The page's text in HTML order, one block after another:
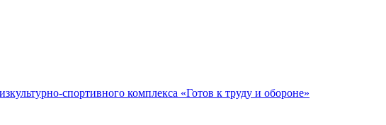
спортивного комплекса «Готов к труду и обороне»